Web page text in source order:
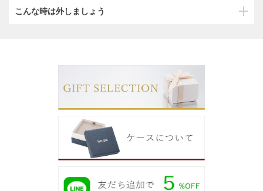
こんな時は外しましょう